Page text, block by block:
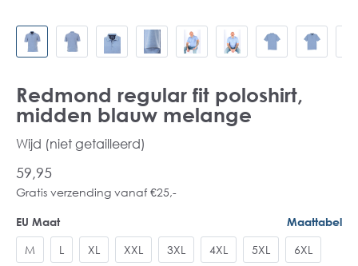
Redmond regular fit poloshirt,
midden blauw melange
Wijd (niet getailleerd)
59,95
Gratis verzending vanaf €25,-
EU Maat Maattabel
M L XL XXL 3XL 4XL 5XL 6XL